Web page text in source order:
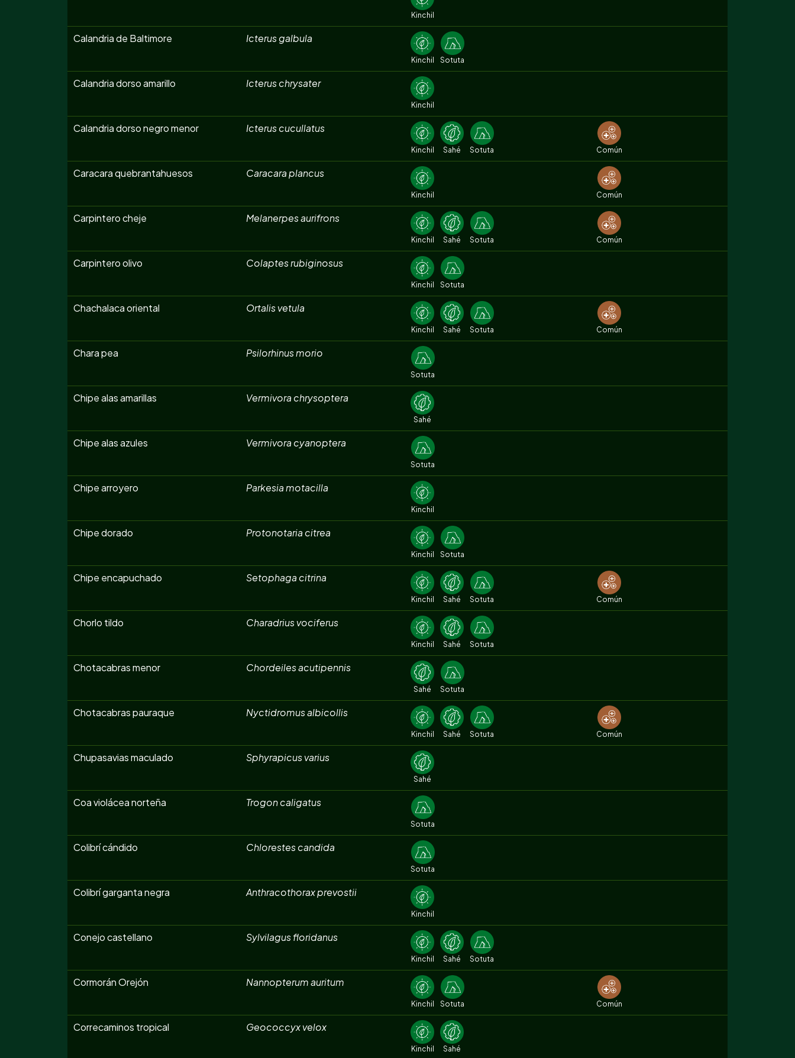
Kinchil
Calandria de Baltimore Icterus galbula
Kinchil Sotuta
Calandria dorso amarillo Icterus chrysater
Kinchil
Calandria dorso negro menor Icterus cucullatus
Kinchil Sahé Sotuta Común
Caracara quebrantahuesos Caracara plancus
Kinchil Común
Carpintero cheje Melanerpes aurifrons
Kinchil Sahé Sotuta Común
Carpintero olivo Colaptes rubiginosus
Kinchil Sotuta
Chachalaca oriental Ortalis vetula
Kinchil Sahé Sotuta Común
Chara pea Psilorhinus morio
Sotuta
Chipe alas amarillas Vermivora chrysoptera
Sahé
Chipe alas azules Vermivora cyanoptera
Sotuta
Chipe arroyero Parkesia motacilla
Kinchil
Chipe dorado Protonotaria citrea
Kinchil Sotuta
Chipe encapuchado Setophaga citrina
Kinchil Sahé Sotuta Común
Chorlo tildo Charadrius vociferus
Kinchil Sahé Sotuta
Chotacabras menor Chordeiles acutipennis
Sahé Sotuta
Chotacabras pauraque Nyctidromus albicollis
Kinchil Sahé Sotuta Común
Chupasavias maculado Sphyrapicus varius
Sahé
Coa violácea norteña Trogon caligatus
Sotuta
Colibrí cándido Chlorestes candida
Sotuta
Colibrí garganta negra Anthracothorax prevostii
Kinchil
Conejo castellano Sylvilagus floridanus
Kinchil Sahé Sotuta
Cormorán Orejón Nannopterum auritum
Kinchil Sotuta Común
Correcaminos tropical Geococcyx velox
Kinchil Sahé